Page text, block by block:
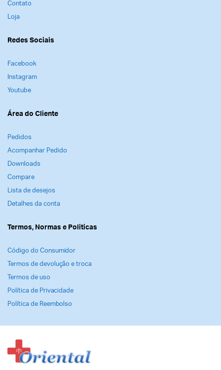
Contato
Loja
Redes Sociais
Facebook
Instagram
Youtube
Área do Cliente
Pedidos
Acompanhar Pedido
Downloads
Compare
Lista de desejos
Detalhes da conta
Termos, Normas e Politicas
Código do Consumidor
Termos de devolução e troca
Termos de uso
Política de Privacidade
Política de Reembolso